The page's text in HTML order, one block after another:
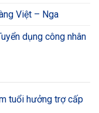
Việt – Nga
dụng công nhân
tuổi hưởng trợ cấp